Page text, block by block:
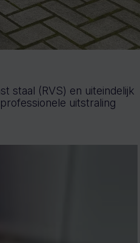
staal (RVS) en uiteindelijk
uitstraling